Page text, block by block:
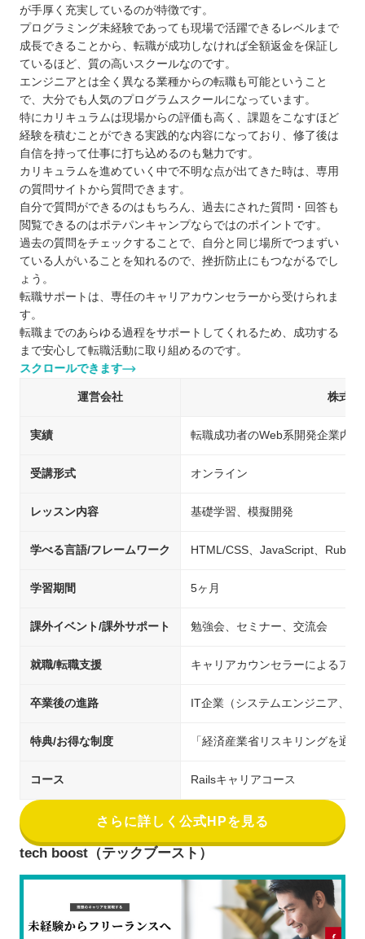
が手厚く充実しているのが特徴です。
プログラミング未経験であっても現場で活躍できるレベルまで
成長できることから、転職が成功しなければ全額返金を保証し
ているほど、質の高いスクールなのです。
エンジニアとは全く異なる業種からの転職も可能ということ
で、大分でも人気のプログラムスクールになっています。
特にカリキュラムは現場からの評価も高く、課題をこなすほど
経験を積むことができる実践的な内容になっており、修了後は
自信を持って仕事に打ち込めるのも魅力です。
カリキュラムを進めていく中で不明な点が出てきた時は、専用
の質問サイトから質問できます。
自分で質問ができるのはもちろん、過去にされた質問・回答も
閲覧できるのはポテパンキャンプならではのポイントです。
過去の質問をチェックすることで、自分と同じ場所でつまずい
ている人がいることを知れるので、挫折防止にもつながるでし
ょう。
転職サポートは、専任のキャリアカウンセラーから受けられま
す。
転職までのあらゆる過程をサポートしてくれるため、成功する
まで安心して転職活動に取り組めるのです。
スクロールできます
運営会社 株式会
実績 転職成功者のWeb系開発企業内
受講形式 オンライン
レッスン内容 基礎学習、模擬開発
学べる言語/フレームワーク HTML/CSS、JavaScript、Ruby
学習期間 5ヶ月
課外イベント/課外サポート 勉強会、セミナー、交流会
就職/転職支援 キャリアカウンセラーによるア
卒業後の進路 IT企業（システムエンジニア、
特典/お得な制度 「経済産業省リスキリングを通
コース Railsキャリアコース
さらに詳しく公式HPを見る
tech boost（テックブースト）